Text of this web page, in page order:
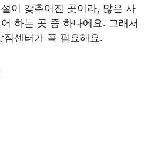
이 갖추어진 곳이라, 많은 사
하는 곳 중 하나에요. 그래서
짐센터가 꼭 필요해요.